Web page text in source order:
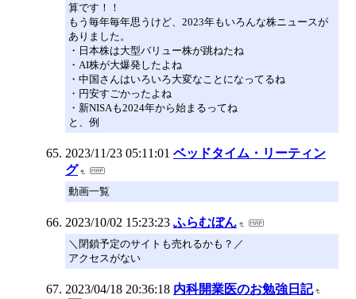
算です！！
もう毎年毎年思うけど、2023年もいろんな株ニュースが
ありました。
・日本株は大型バリュー株が跳ねたね
・AI株が大爆発したよね
・中国さんはいろいろ大変なことになってるね
・円安すごかったよね
・新NISAも2024年から始まるってね
と、例
2023/11/23 05:11:01 ベッドタイム・リーティン
グ
動画一覧
2023/10/02 15:23:23 ふらむぼん
＼閉鎖予定のサイトも売れるかも？／
アクセスがない
2023/04/18 20:36:18 内科開業医のお勉強日記